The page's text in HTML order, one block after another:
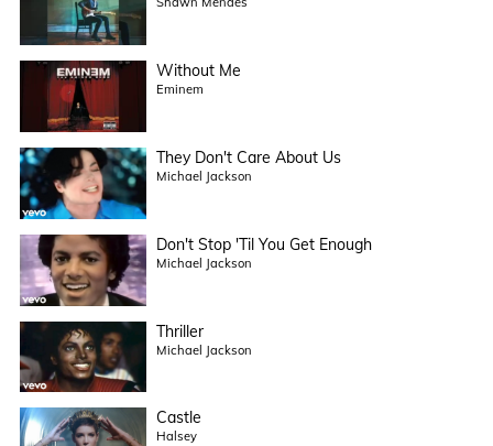
Without Me
Eminem
They Don't Care About Us
Michael Jackson
Don't Stop 'Til You Get Enough
Michael Jackson
Thriller
Michael Jackson
Castle
Halsey